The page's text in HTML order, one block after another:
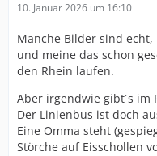
10. Januar 2026 um 16:10
Manche Bilder sind
und meine das schon
den Rhein laufen.
Aber irgendwie gibt´s im
Der Linienbus ist doch
Eine Omma steht
Störche auf Eisschollen